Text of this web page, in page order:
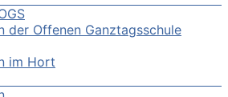
der Offenen Ganztagsschule
im Hort